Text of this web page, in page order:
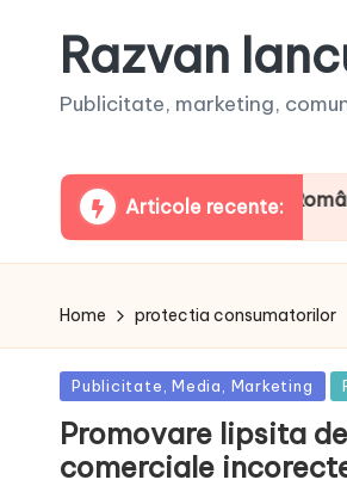
Razvan
Publicitate, marketing,
Articole recente:
ARBOpodcast. România,
Home protectia consumatorilor
Posted
in
Publicitate, Media, Marketing
Promovare lipsita
comerciale